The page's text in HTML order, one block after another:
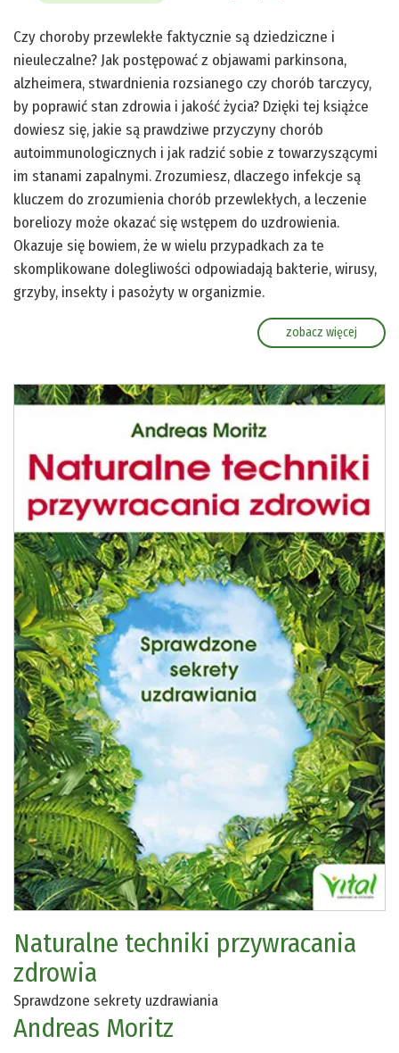
Czy choroby przewlekłe faktycznie są dziedziczne i
nieuleczalne? Jak postępować z objawami parkinsona,
alzheimera, stwardnienia rozsianego czy chorób tarczycy,
by poprawić stan zdrowia i jakość życia? Dzięki tej książce
dowiesz się, jakie są prawdziwe przyczyny chorób
autoimmunologicznych i jak radzić sobie z towarzyszącymi
im stanami zapalnymi. Zrozumiesz, dlaczego infekcje są
kluczem do zrozumienia chorób przewlekłych, a leczenie
boreliozy może okazać się wstępem do uzdrowienia.
Okazuje się bowiem, że w wielu przypadkach za te
skomplikowane dolegliwości odpowiadają bakterie, wirusy,
grzyby, insekty i pasożyty w organizmie.
zobacz więcej
Naturalne techniki przywracania
zdrowia
Sprawdzone sekrety uzdrawiania
Andreas Moritz